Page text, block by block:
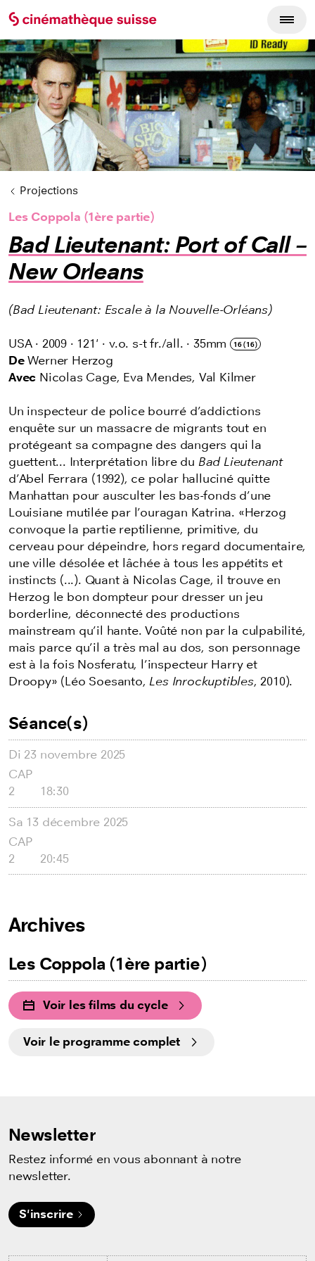
Projections
Les Coppola (1ère partie)
Bad Lieutenant: Port of Call –
New Orleans
(Bad Lieutenant: Escale à la Nouvelle-Orléans)
USA· 2009 · 121' ·v.o. s-t fr./all. ·35mm 16 (16)
DeWerner Herzog
Avec Nicolas Cage, Eva Mendes, Val Kilmer
Un inspecteur de police bourré d’addictions
enquête sur un massacre de migrants tout en
protégeant sa compagne des dangers qui la
guettent... Interprétation libre du Bad Lieutenant
d’Abel Ferrara (1992), ce polar halluciné quitte
Manhattan pour ausculter les bas-fonds d’une
Louisiane mutilée par l’ouragan Katrina. «Herzog
convoque la partie reptilienne, primitive, du
cerveau pour dépeindre, hors regard documentaire,
une ville désolée et lâchée à tous les appétits et
instincts (...). Quant à Nicolas Cage, il trouve en
Herzog le bon dompteur pour dresser un jeu
borderline, déconnecté des productions
mainstream qu’il hante. Voûté non par la culpabilité,
mais parce qu’il a très mal au dos, son personnage
est à la fois Nosferatu, l’inspecteur Harry et
Droopy» (Léo Soesanto, Les Inrockuptibles, 2010).
Séance(s)
Di 23 novembre 2025
CAP
2
18:30
Sa 13 décembre 2025
CAP
2
20:45
Archives
Les Coppola (1ère partie)
Voir les films du cycle
Voir le programme complet
Newsletter
Restez informé en vous abonnant à notre
newsletter.
S'inscrire